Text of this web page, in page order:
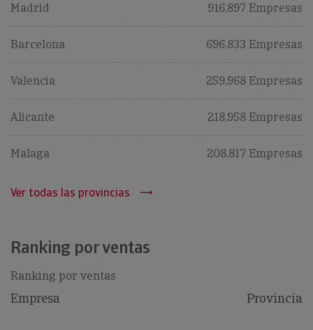
Madrid 916,897 Empresas
Barcelona 696,833 Empresas
Valencia 259,968 Empresas
Alicante 218,958 Empresas
Malaga 208,817 Empresas
Ver todas las provincias
Ranking por ventas
Ranking por ventas
Empresa Provincia